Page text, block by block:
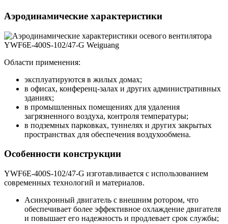
Аэродинамические характеристики
Области применения:
эксплуатируются в жилых домах;
в офисах, конференц-залах и других административных
зданиях;
в промышленных помещениях для удаления
загрязненного воздуха, контроля температуры;
в подземных парковках, туннелях и других закрытых
пространствах для обеспечения воздухообмена.
Особенности конструкции
YWF6E-400S-102/47-G изготавливается с использованием
современных технологий и материалов.
Асинхронный двигатель с внешним ротором, что
обеспечивает более эффективное охлаждение двигателя
и повышает его надежность и продлевает срок службы;